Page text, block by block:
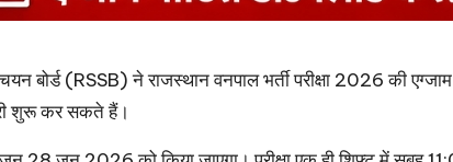
बोर्ड (RSSB) ने राजस्थान वनपाल भर्ती परीक्षा 2026 की
शुरू कर सकते हैं।